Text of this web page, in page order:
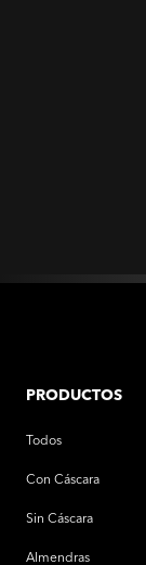
PRODUCTOS
Todos
Con Cáscara
Sin Cáscara
Almendras